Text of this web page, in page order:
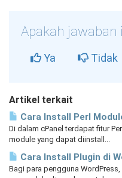
Apakah
Ya Tidak
Artikel terkait
Cara Install Perl
Di dalam cPanel terdapat fitur
module yang dapat diinstall...
Cara Install Plugin di
Bagi para pengguna